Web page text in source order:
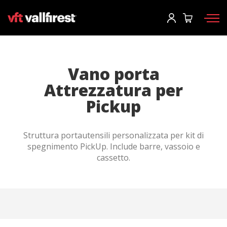
Accesso
User*
Password*
Accesso
Dispositivi di protezione
Pompe e attrezzature
Camion antincendio forestale
Vano porta
Attrezzatura per
Pickup
Struttura portautensili personalizzata per kit di
spegnimento PickUp. Include barre, vassoio e
cassetto.
Richiedi catalogo